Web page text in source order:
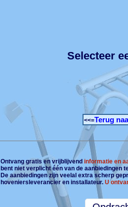
Selecteer
<<=Terug
Ontvang gratis en vrijblijvendinformatie en
bent niet verplicht één van de aanbiedingen
De aanbiedingen zijn veelal extra scherp
hoveniersleverancier en installateur.U